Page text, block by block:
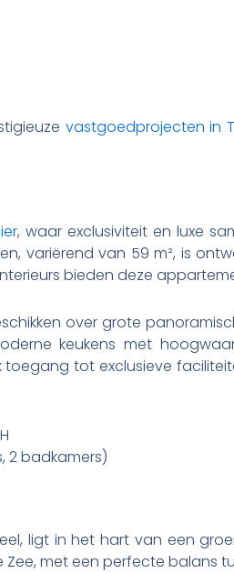
vastgoedprojecten in
, waar exclusiviteit en luxe
variërend van 59 m², is
bieden deze
over grote
keukens met
tot exclusieve
2 badkamers)
ligt in het hart van een
met een perfecte balans